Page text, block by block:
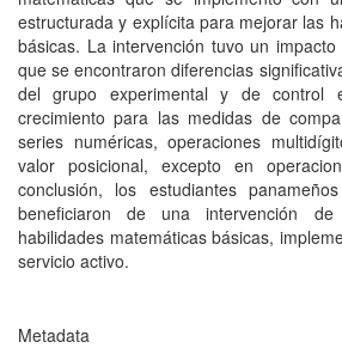
estructurada y explícita para mejorar las
básicas. La intervención tuvo un
que se encontraron diferencias
del grupo experimental y de control
crecimiento para las medidas de
series numéricas, operaciones
valor posicional, excepto en
conclusión, los estudiantes
beneficiaron de una intervención
habilidades matemáticas básicas,
servicio activo.
Metadata